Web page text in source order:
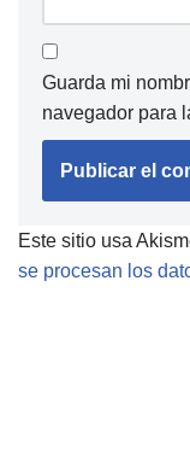
Guarda mi
navegador para
Este sitio usa
se procesan los